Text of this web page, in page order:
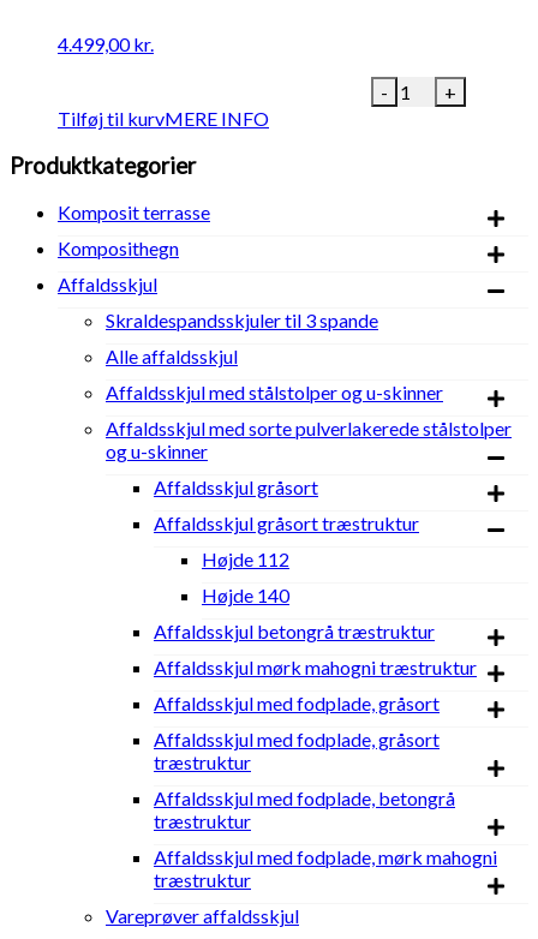
4.499,00kr.
K2
Komposit
træstruktur
komposit.
x
D
(udvendigt
mål)
-
+
Tilføj til kurvMERE INFO
Produktkategorier
Komposit terrasse
Komposithegn
Affaldsskjul
Skraldespandsskjuler til 3 spande
Alle affaldsskjul
Affaldsskjul med stålstolper og u-skinner
Affaldsskjul med sorte pulverlakerede stålstolper
og u-skinner
Affaldsskjul gråsort
Affaldsskjul gråsort træstruktur
Højde 112
Højde 140
Affaldsskjul betongrå træstruktur
Affaldsskjul mørk mahogni træstruktur
Affaldsskjul med fodplade, gråsort
Affaldsskjul med fodplade, gråsort
træstruktur
Affaldsskjul med fodplade, betongrå
træstruktur
Affaldsskjul med fodplade, mørk mahogni
træstruktur
Vareprøver affaldsskjul